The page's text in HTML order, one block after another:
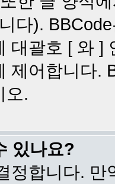
다).
대괄호 [ 와 ]
제어합니다.
오.
있나요?
정합니다.